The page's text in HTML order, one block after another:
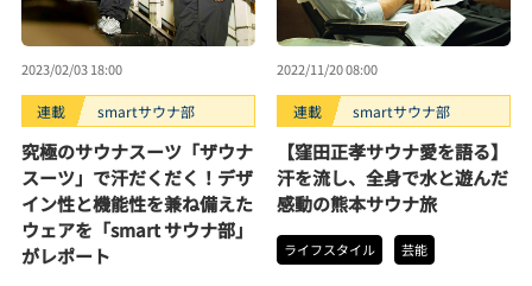
2023/02/03 18:00
連載 smartサウナ部
究極のサウナスーツ「ザウナ
スーツ」で汗だくだく！デザ
イン性と機能性を兼ね備えた
ウェアを「smart サウナ部」
がレポート
2022/11/20 08:00
連載 smartサウナ部
【窪田正孝サウナ愛を語る】
汗を流し、全身で水と遊んだ
感動の熊本サウナ旅
ライフスタイル 芸能